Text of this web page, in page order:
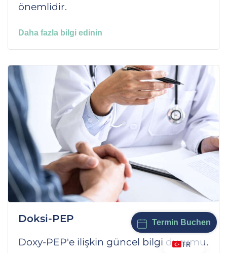
önemlidir.
Daha fazla bilgi edinin
Doksi-PEP
Doxy-PEP'e ilişkin güncel bilgi durumu.
TR
Termin Buchen